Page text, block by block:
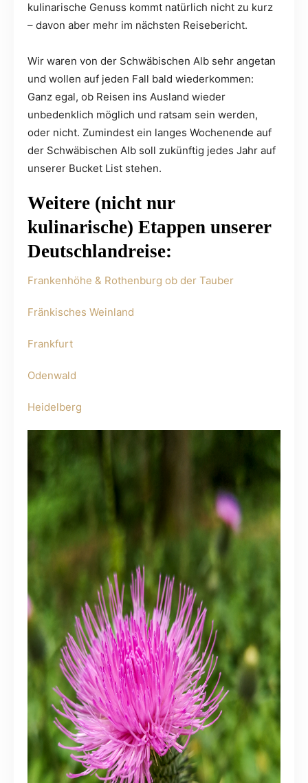
kulinarische Genuss kommt natürlich nicht zu kurz
– davon aber mehr im nächsten Reisebericht.
Wir waren von der Schwäbischen Alb sehr angetan
und wollen auf jeden Fall bald wiederkommen:
Ganz egal, ob Reisen ins Ausland wieder
unbedenklich möglich und ratsam sein werden,
oder nicht. Zumindest ein langes Wochenende auf
der Schwäbischen Alb soll zukünftig jedes Jahr auf
unserer Bucket List stehen.
Weitere (nicht nur
kulinarische) Etappen unserer
Deutschlandreise:
Frankenhöhe & Rothenburg ob der Tauber
Fränkisches Weinland
Frankfurt
Odenwald
Heidelberg